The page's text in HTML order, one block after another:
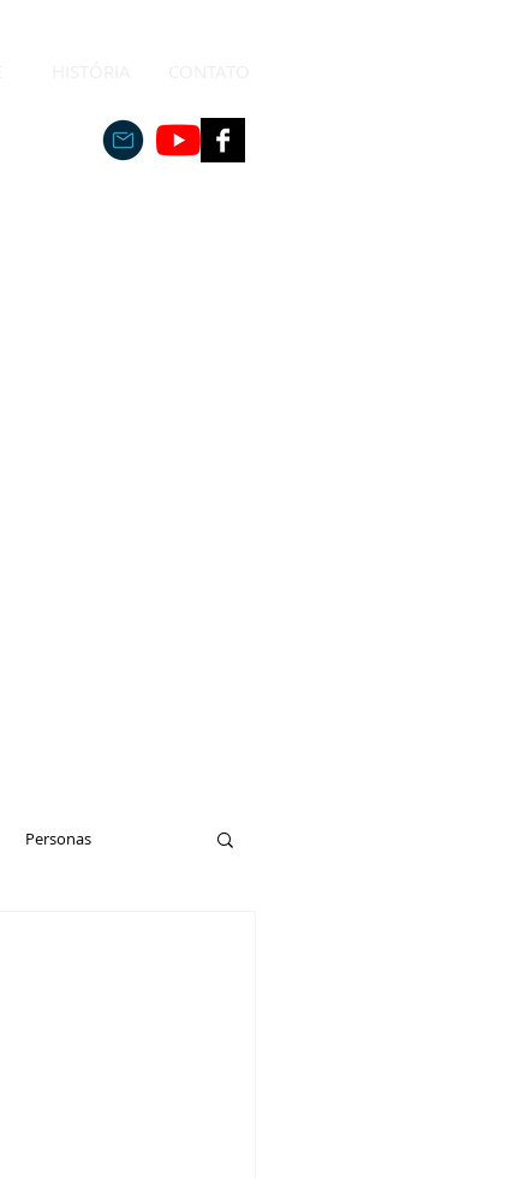
Personas